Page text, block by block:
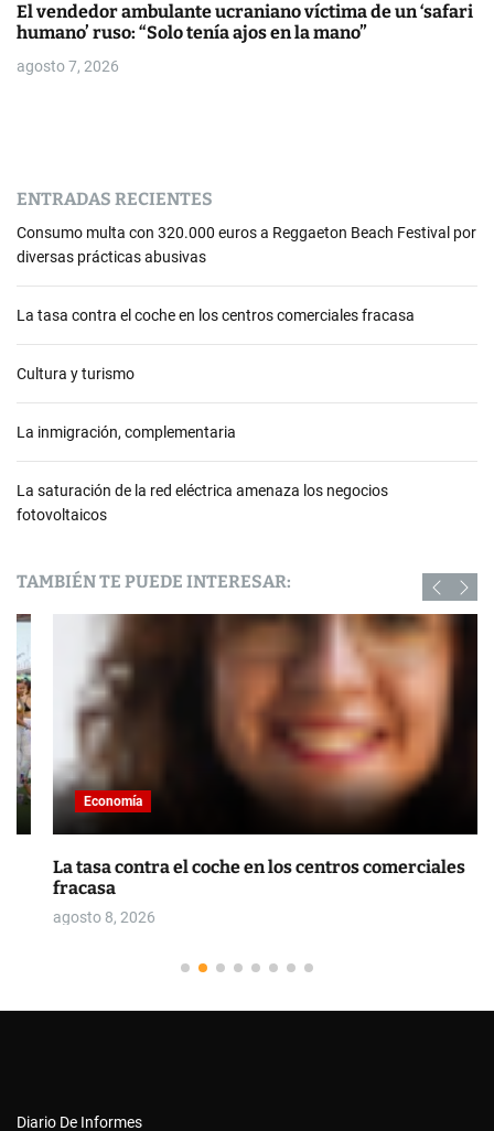
El vendedor ambulante ucraniano víctima de un ‘safari
humano’ ruso: “Solo tenía ajos en la mano”
agosto 7, 2026
ENTRADAS RECIENTES
Consumo multa con 320.000 euros a Reggaeton Beach Festival por
diversas prácticas abusivas
La tasa contra el coche en los centros comerciales fracasa
Cultura y turismo
La inmigración, complementaria
La saturación de la red eléctrica amenaza los negocios
fotovoltaicos
TAMBIÉN TE PUEDE INTERESAR:
Economía
La tasa contra el coche en los centros comerciales
fracasa
agosto 8, 2026
Diario De Informes